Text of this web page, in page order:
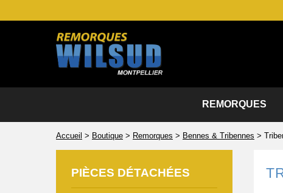
REMORQUES
Accueil > Boutique > Remorques > Bennes & Tribennes >
PIÈCES DÉTACHÉES